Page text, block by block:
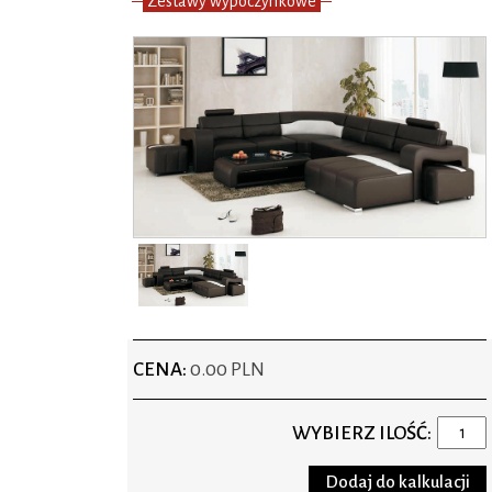
CENA:0.00 PLN
WYBIERZ ILOŚĆ: